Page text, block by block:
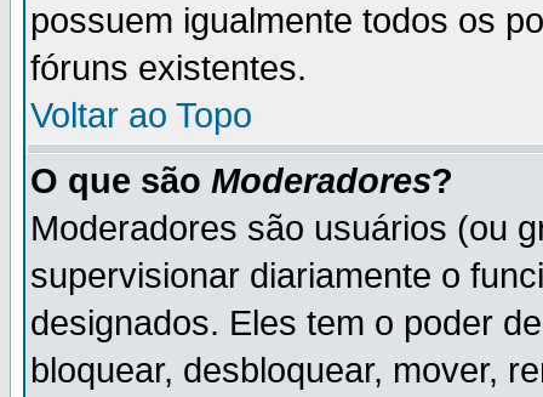
possuem igualmente todos os
fóruns existentes.
Voltar ao Topo
O que são Moderadores?
Moderadores são usuários (ou
supervisionar diariamente o
designados. Eles tem o poder
bloquear, desbloquear, mover,